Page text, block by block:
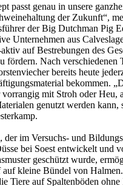
passt genau in unsere
der Zukunft“,
der Big Dutchman Pig
Unternehmen aus
auf Bestrebungen des
fördern. Nach verschiedenen
bereits heute
bekommen.
mit Stroh oder Heu,
genutzt werden kann,
im Versuchs- und
bei Soest entwickelt und
geschützt wurde,
kleine Bündel von Halmen.
Tiere auf Spaltenböden